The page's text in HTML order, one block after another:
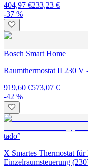
404,97 €233,23 €
-37 %
Bosch Smart Home
Raumthermostat II 230 V
919,60 €573,07 €
-42 %
tado°
X Smartes Thermostat
Einzelraumsteuerung